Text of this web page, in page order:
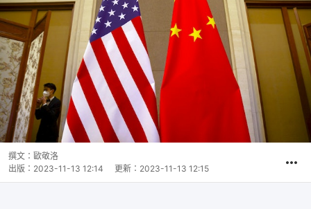
撰文： 歐敬洛
出版： 2023-11-13 12:14 更新： 2023-11-13 12:15